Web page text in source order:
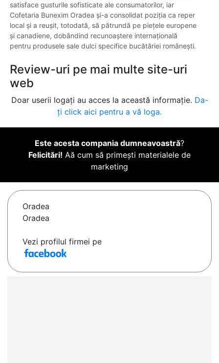
satisface gusturile sofisticate ale consumatorilor, iar
Cofetaria Bunexim Oradea și-a consolidat poziția ca reper
local și a reușit, totodată, să pătrundă pe piețele europene
și canadiene, dobândind recunoaștere internațională
pentru produsele sale dulci specifice bucătăriei românești.
Review-uri pe mai multe site-uri
web
Doar userii logați au acces la această informație. Da-
ți click aici pentru a vă loga.
Este acesta compania dumneavoastră?
Felicitări! Aă cum să primești materialele de
marketing
Oradea
Oradea
Vezi profilul firmei pe